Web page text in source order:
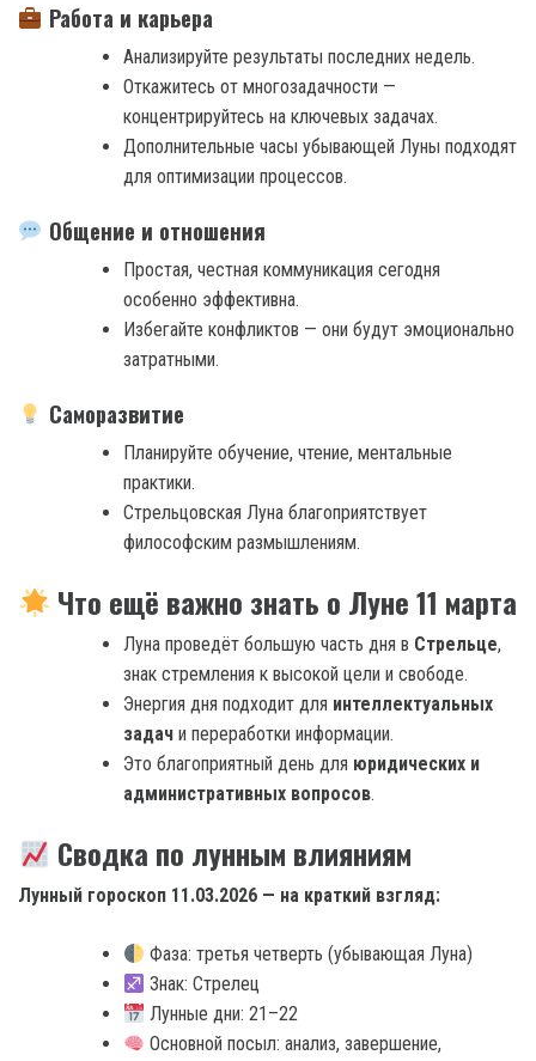
Работа и карьера
Анализируйте результаты последних недель.
Откажитесь от многозадачности —
концентрируйтесь на ключевых задачах.
Дополнительные часы убывающей Луны подходят
для оптимизации процессов.
Общение и отношения
Простая, честная коммуникация сегодня
особенно эффективна.
Избегайте конфликтов — они будут эмоционально
затратными.
Саморазвитие
Планируйте обучение, чтение, ментальные
практики.
Стрельцовская Луна благоприятствует
философским размышлениям.
Что ещё важно знать о Луне 11 марта
Луна проведёт большую часть дня в Стрельце,
знак стремления к высокой цели и свободе.
Энергия дня подходит для интеллектуальных
задач и переработки информации.
Это благоприятный день для юридических и
административных вопросов.
Сводка по лунным влияниям
Лунный гороскоп 11.03.2026 — на краткий взгляд:
Фаза: третья четверть (убывающая Луна)
Знак: Стрелец
Лунные дни: 21–22
Основной посыл: анализ, завершение,